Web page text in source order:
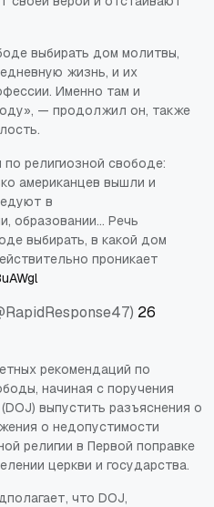
выбирать дом молитвы,
жизнь, и их
Именно там и
— продолжил он, также
по религиозной свободе:
американцев вышли и
в
образовании... Речь
выбирать, в какой дом
проникает
26
рекомендаций по
начиная с поручения
выпустить разъяснения о
о недопустимости
религии в Первой поправке
церкви и государства.
что DOJ,